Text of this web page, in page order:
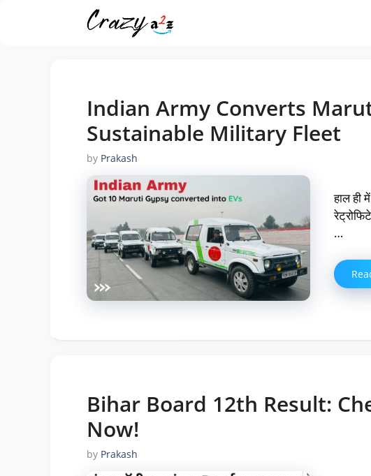
Indian Army Converts
Sustainable Military Fleet
by Prakash
हाल ही
…
Bihar Board 12th Result:
Now!
by Prakash